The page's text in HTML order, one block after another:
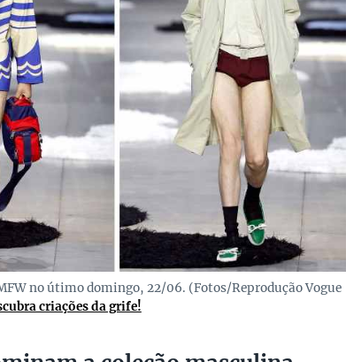
no útimo domingo, 22/06. (Fotos/Reprodução Vogue
criações da grife!